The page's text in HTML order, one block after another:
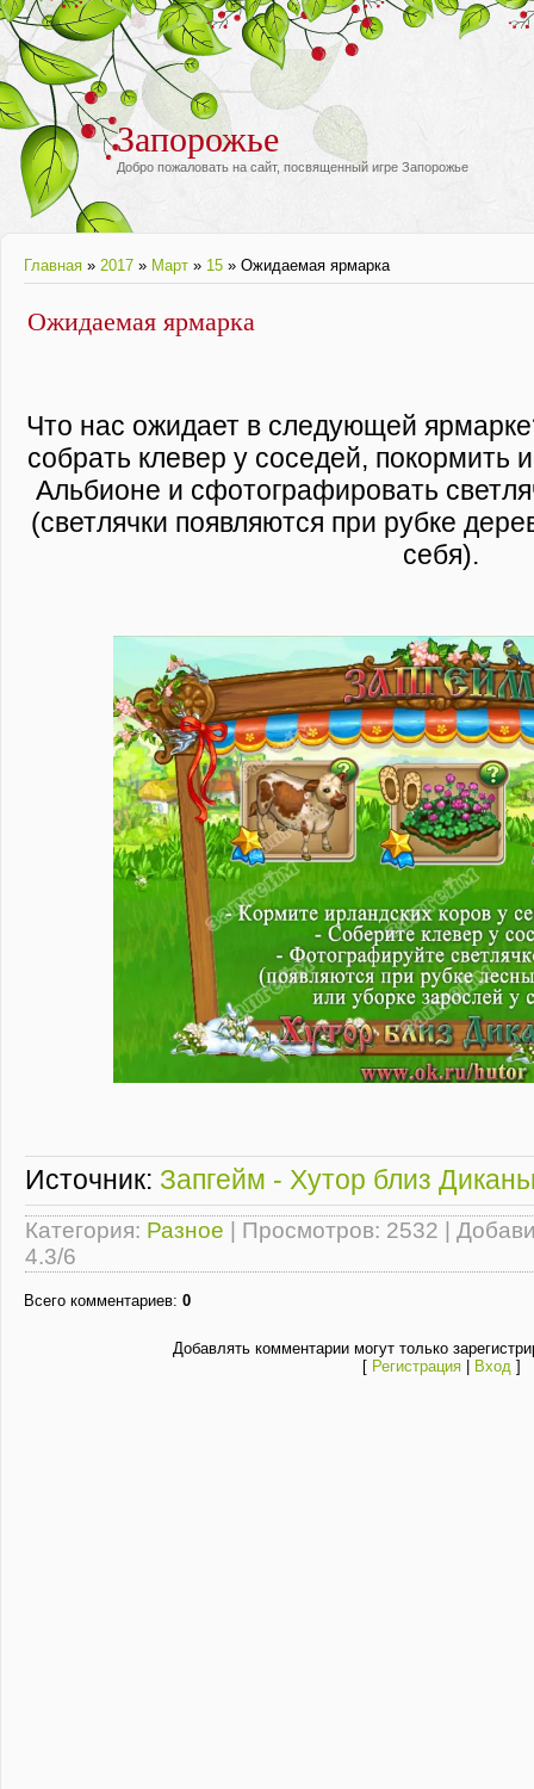
Запорожье
Добро пожаловать на сайт, посвященный игре Запорожье
Главная » 2017 » Март » 15 » Ожидаемая ярмарка
Ожидаемая ярмарка
Что нас ожидает в следующей
собрать клевер у соседей, покормить
Альбионе и сфотографировать
(светлячки появляются при рубке
себя).
Источник: Запгейм - Хутор близ
Категория: Разное Просмотров: 2532 |
4.3/6
Всего комментариев: 0
Добавлять комментарии могут только
[ Регистрация| Вход]